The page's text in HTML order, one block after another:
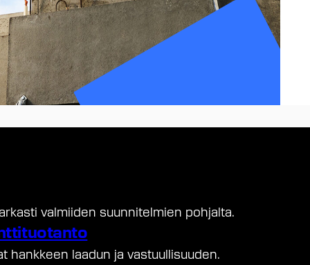
valmiiden suunnitelmien pohjalta.
hankkeen laadun ja vastuullisuuden.